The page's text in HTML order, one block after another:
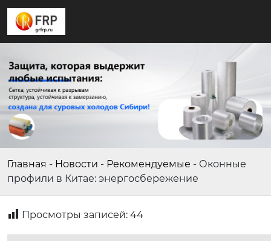
Главная - Новости - Рекомендуемые - Оконные
профили в Китае: энергосбережение
Просмотры записей: 44